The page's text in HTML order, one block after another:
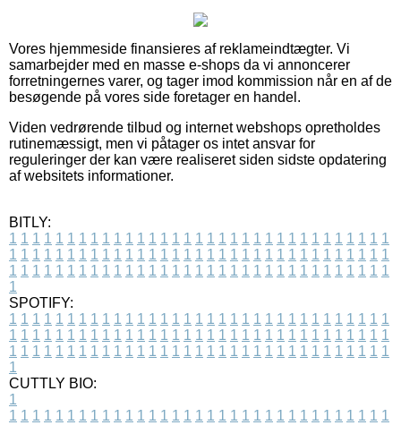
Vores hjemmeside finansieres af reklameindtægter. Vi
samarbejder med en masse e-shops da vi annoncerer
forretningernes varer, og tager imod kommission når en af de
besøgende på vores side foretager en handel.
Viden vedrørende tilbud og internet webshops opretholdes
rutinemæssigt, men vi påtager os intet ansvar for
reguleringer der kan være realiseret siden sidste opdatering
af websitets informationer.
BITLY:
1 1 1 1 1 1 1 1 1 1 1 1 1 1 1 1 1 1 1 1 1 1 1 1 1 1 1 1 1 1 1 1 1
1 1 1 1 1 1 1 1 1 1 1 1 1 1 1 1 1 1 1 1 1 1 1 1 1 1 1 1 1 1 1 1 1
1 1 1 1 1 1 1 1 1 1 1 1 1 1 1 1 1 1 1 1 1 1 1 1 1 1 1 1 1 1 1 1 1
1
SPOTIFY:
1 1 1 1 1 1 1 1 1 1 1 1 1 1 1 1 1 1 1 1 1 1 1 1 1 1 1 1 1 1 1 1 1
1 1 1 1 1 1 1 1 1 1 1 1 1 1 1 1 1 1 1 1 1 1 1 1 1 1 1 1 1 1 1 1 1
1 1 1 1 1 1 1 1 1 1 1 1 1 1 1 1 1 1 1 1 1 1 1 1 1 1 1 1 1 1 1 1 1
1
CUTTLY BIO:
1
1 1 1 1 1 1 1 1 1 1 1 1 1 1 1 1 1 1 1 1 1 1 1 1 1 1 1 1 1 1 1 1 1